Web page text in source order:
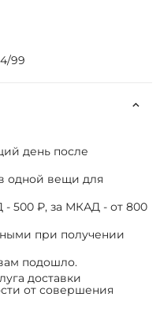
99
день после
одной вещи для
500 ₽, за МКАД - от 800
при получении
подошло.
доставки
от совершения